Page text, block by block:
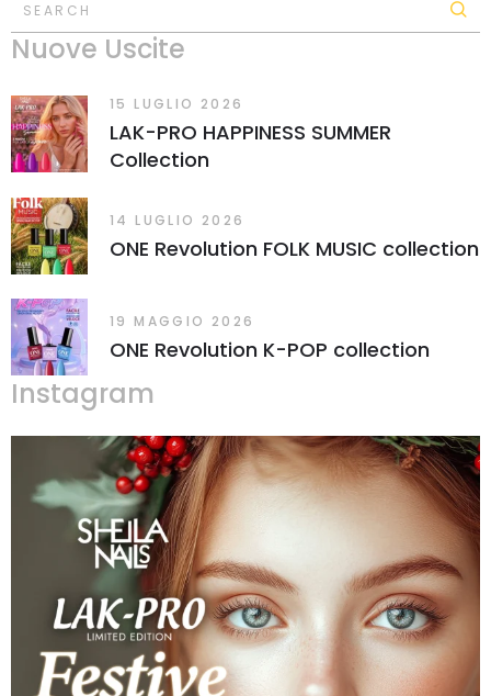
SEARCH
Nuove Uscite
15 LUGLIO 2026
LAK-PRO HAPPINESS SUMMER
Collection
14 LUGLIO 2026
ONE Revolution FOLK MUSIC collection
19 MAGGIO 2026
ONE Revolution K-POP collection
Instagram